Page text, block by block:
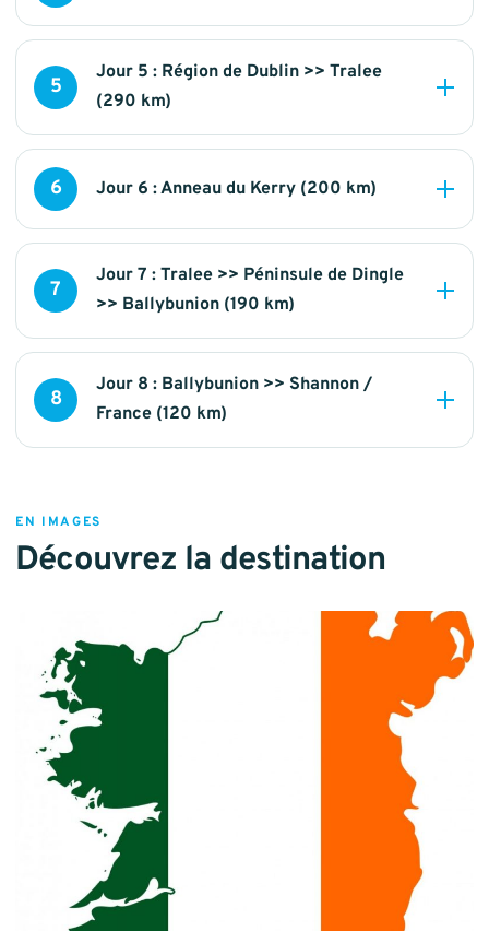
5
Jour 5 : Région de Dublin >> Tralee
(290 km)
6 Jour 6 : Anneau du Kerry (200 km)
7
Jour 7 : Tralee >> Péninsule de Dingle
>> Ballybunion (190 km)
8
Jour 8 : Ballybunion >> Shannon /
France (120 km)
EN IMAGES
Découvrez la destination